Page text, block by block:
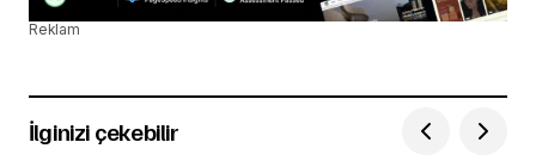
Reklam
İlginizi çekebilir